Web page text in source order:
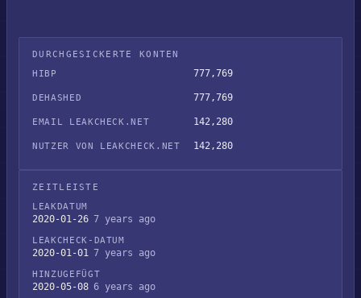
DURCHGESICKERTE KONTEN
HIBP
777,769
DEHASHED 777,769
EMAIL LEAKCHECK.NET 142,280
NUTZER VON LEAKCHECK.NET 142,280
ZEITLEISTE
LEAKDATUM
2020-01-26 7 years ago
LEAKCHECK-DATUM
2020-01-01 7 years ago
HINZUGEFÜGT
2020-05-08 6 years ago